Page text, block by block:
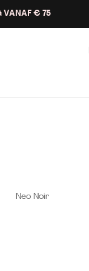
VANAF € 75
Neo Noir